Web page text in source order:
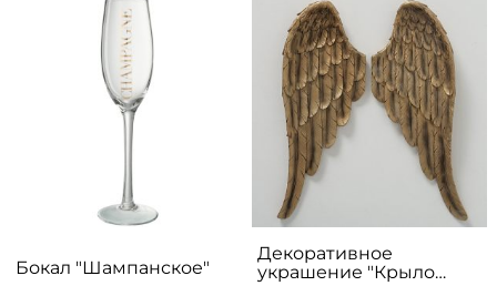
Бокал "Шампанское"
Декоративное
украшение "Крыло